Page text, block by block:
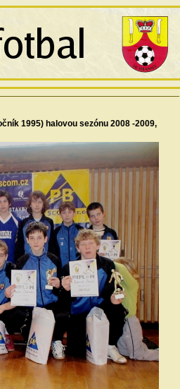
1995) halovou sezónu 2008 -2009,